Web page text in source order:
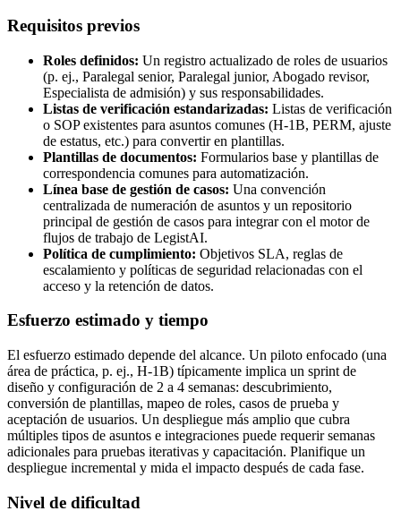
Requisitos previos
Roles definidos: Un registro actualizado de roles de usuarios
(p. ej., Paralegal senior, Paralegal junior, Abogado revisor,
Especialista de admisión) y sus responsabilidades.
Listas de verificación estandarizadas: Listas de verificación
o SOP existentes para asuntos comunes (H‑1B, PERM, ajuste
de estatus, etc.) para convertir en plantillas.
Plantillas de documentos: Formularios base y plantillas de
correspondencia comunes para automatización.
Línea base de gestión de casos: Una convención
centralizada de numeración de asuntos y un repositorio
principal de gestión de casos para integrar con el motor de
flujos de trabajo de LegistAI.
Política de cumplimiento: Objetivos SLA, reglas de
escalamiento y políticas de seguridad relacionadas con el
acceso y la retención de datos.
Esfuerzo estimado y tiempo
El esfuerzo estimado depende del alcance. Un piloto enfocado (una
área de práctica, p. ej., H‑1B) típicamente implica un sprint de
diseño y configuración de 2 a 4 semanas: descubrimiento,
conversión de plantillas, mapeo de roles, casos de prueba y
aceptación de usuarios. Un despliegue más amplio que cubra
múltiples tipos de asuntos e integraciones puede requerir semanas
adicionales para pruebas iterativas y capacitación. Planifique un
despliegue incremental y mida el impacto después de cada fase.
Nivel de dificultad